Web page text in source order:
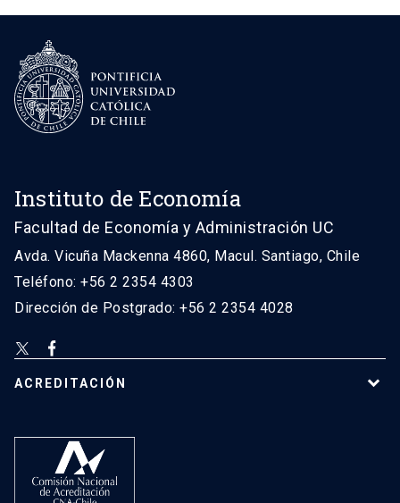
Instituto de Economía
Facultad de Economía y Administración UC
Avda. Vicuña Mackenna 4860, Macul. Santiago, Chile
Teléfono: +56 2 2354 4303
Dirección de Postgrado: +56 2 2354 4028
ACREDITACIÓN